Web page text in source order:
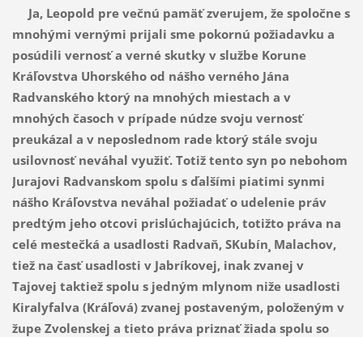
Ja, Leopold pre večnú pamäť zverujem, že spoločne s
mnohými vernými prijali sme pokornú požiadavku a
posúdili vernosť a verné skutky v službe Korune
Kráľovstva Uhorského od nášho verného Jána
Radvanského ktorý na mnohých miestach a v
mnohých časoch v prípade núdze svoju vernosť
preukázal a v neposlednom rade ktorý stále svoju
usilovnosť neváhal využiť. Totiž tento syn po nebohom
Jurajovi Radvanskom spolu s ďalšími piatimi synmi
nášho Kráľovstva neváhal požiadať o udelenie práv
predtým jeho otcovi prislúchajúcich, totižto práva na
celé mestečká a usadlosti Radvaň, SKubín¸ Malachov,
tiež na časť usadlosti v Jabríkovej, inak zvanej v
Tajovej taktiež spolu s jedným mlynom niže usadlosti
Kiralyfalva (Kráľová) zvanej postaveným, položeným v
župe Zvolenskej a tieto práva priznať žiada spolu so